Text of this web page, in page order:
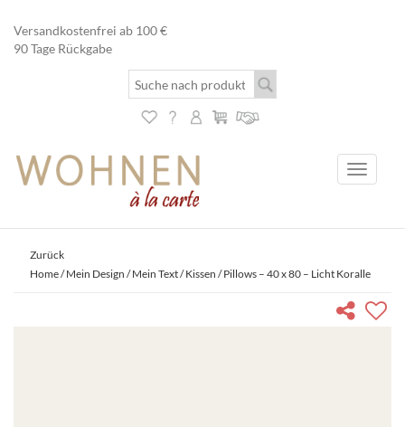
Versandkostenfrei ab 100 €
90 Tage Rückgabe
Toggle
Zurück
Home/Mein Design / Mein Text/Kissen / Pillows – 40 x 80 – Licht Koralle